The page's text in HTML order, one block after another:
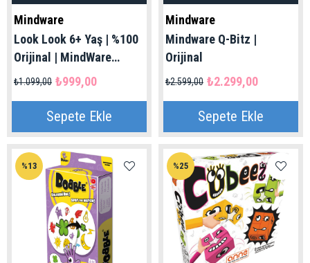
Mindware
Look Look 6+ Yaş | %100
Orijinal | MindWare
Marka
₺999,00
₺1.099,00
Sepete Ekle
Mindware
Mindware Q-Bitz |
Orijinal
₺2.299,00
₺2.599,00
Sepete Ekle
%13 %25